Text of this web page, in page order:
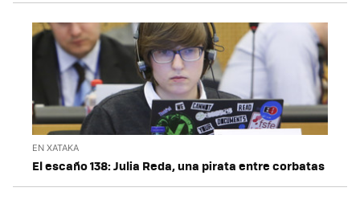
EN XATAKA
El escaño 138: Julia Reda, una pirata entre corbatas